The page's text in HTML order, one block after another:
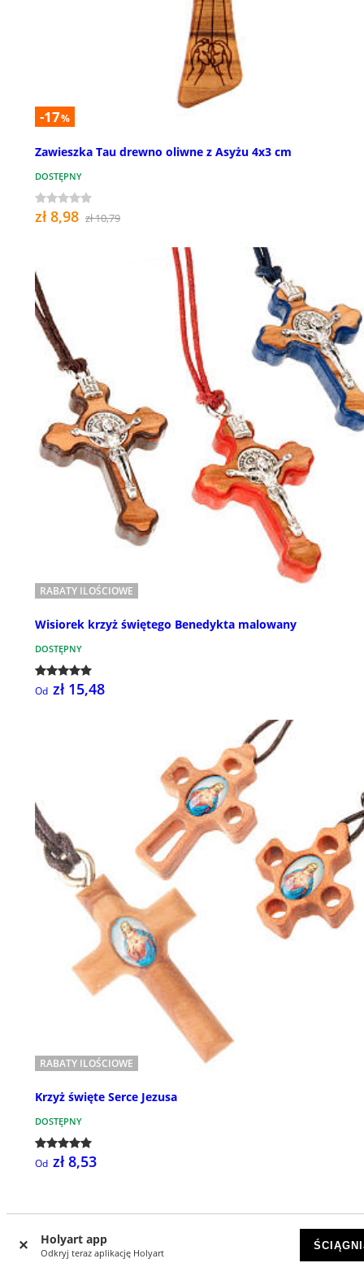
Holyart app
Odkryj teraz aplikację Holyart
-17%
Zawieszka Tau drewno oliwne z Asyżu 4x3 cm
DOSTĘPNY
zł 8,98 zł 10,79
RABATY ILOŚCIOWE
Wisiorek krzyż świętego Benedykta malowany
DOSTĘPNY
Od zł 15,48
RABATY ILOŚCIOWE
Krzyż święte Serce Jezusa
DOSTĘPNY
Od zł 8,53